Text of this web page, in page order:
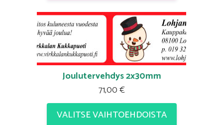
Joulutervehdys 2x30mm
71,00€
VALITSE VAIHTOEHDOISTA